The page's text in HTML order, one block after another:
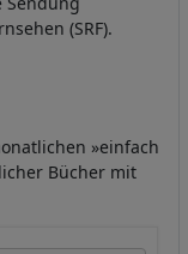
(SRF).
»einfach
Bücher mit